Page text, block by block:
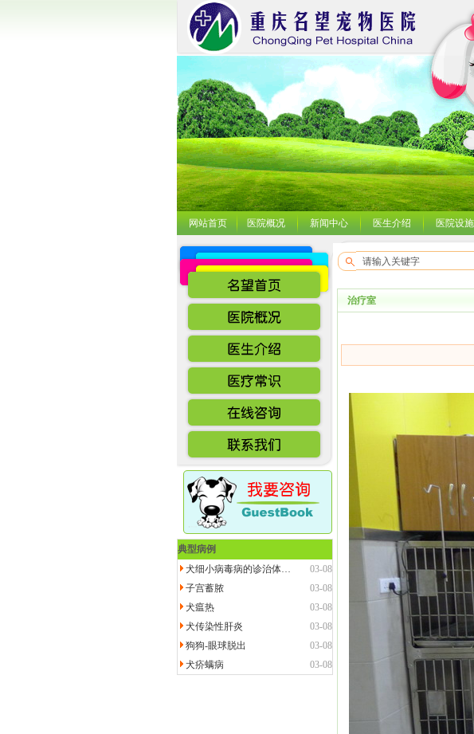
网站首页 医院概况 新闻中心 医生介绍 医院设施
典型病例
03-08
犬细小病毒病的诊治体…
03-08
子宫蓄脓
03-08
犬瘟热
03-08
犬传染性肝炎
03-08
狗狗-眼球脱出
03-08
犬疥螨病
治疗室